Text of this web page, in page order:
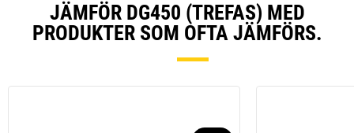
JÄMFÖR DG450 (TREFAS) MED
PRODUKTER SOM OFTA JÄMFÖRS.